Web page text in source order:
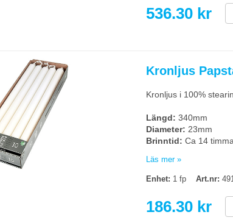
536.30 kr
Kronljus
Kronljus i 100%
Längd: 340mm
Diameter: 23mm
Brinntid: Ca 14
Begränsad eller ingen
Läs mer »
Enhet: 1 fp Art.nr:
186.30 kr